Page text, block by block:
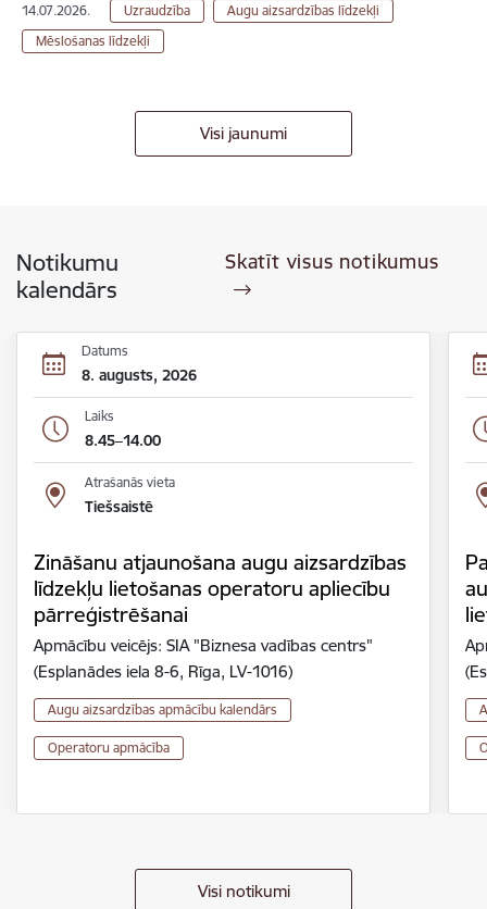
14.07.2026. Uzraudzība
Augu aizsardzības līdzekļi
Mēslošanas līdzekļi
Visi jaunumi
Notikumu
kalendārs
Skatīt visus notikumus
Datums
8. augusts, 2026
Laiks
8.45–14.00
Atrašanās vieta
Tiešsaistē
Zināšanu atjaunošana augu aizsardzības
līdzekļu lietošanas operatoru apliecību
pārreģistrēšanai
Apmācību veicējs: SIA "Biznesa vadības centrs"
(Esplanādes iela 8-6, Rīga, LV-1016)
Augu aizsardzības apmācību kalendārs
Operatoru apmācība
Visi notikumi